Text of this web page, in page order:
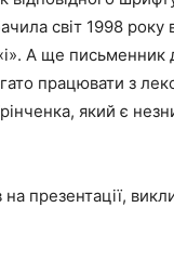
світ 1998
А ще
працювати з
який є
на презентації,